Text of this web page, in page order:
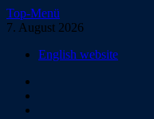
Zum
Inhalt
Top-Menü
7. August 2026
English website